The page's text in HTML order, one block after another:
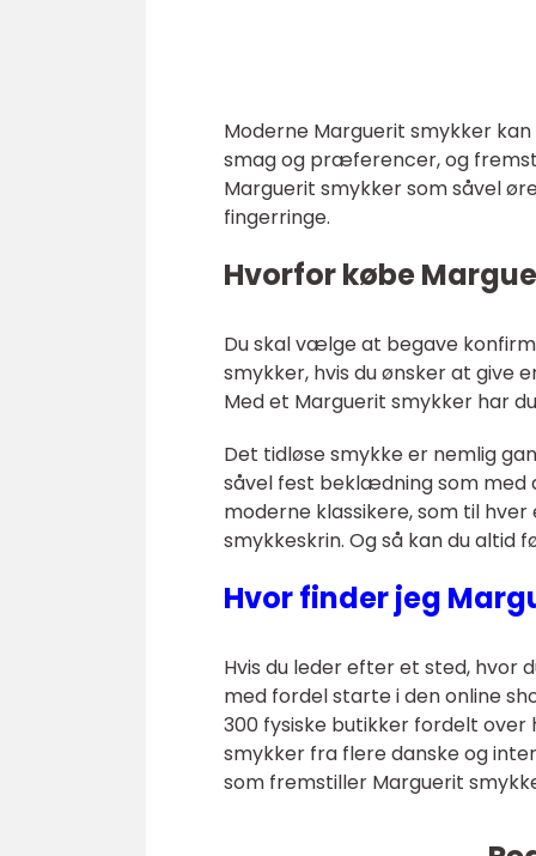
Moderne Marguerit smykker
smag og præferencer, og
Marguerit smykker som såvel
fingerringe.
Hvorfor købe
Du skal vælge at begave
smykker, hvis du ønsker at give
Med et Marguerit smykker har
Det tidløse smykke er nemlig
såvel fest beklædning som med
moderne klassikere, som til
smykkeskrin. Og så kan du altid
Hvor finder jeg
Hvis du leder efter et sted, hvor
med fordel starte i den online
300 fysiske butikker fordelt over
smykker fra flere danske og
som fremstiller Marguerit